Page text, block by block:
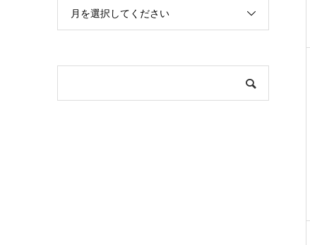
月を選択してください